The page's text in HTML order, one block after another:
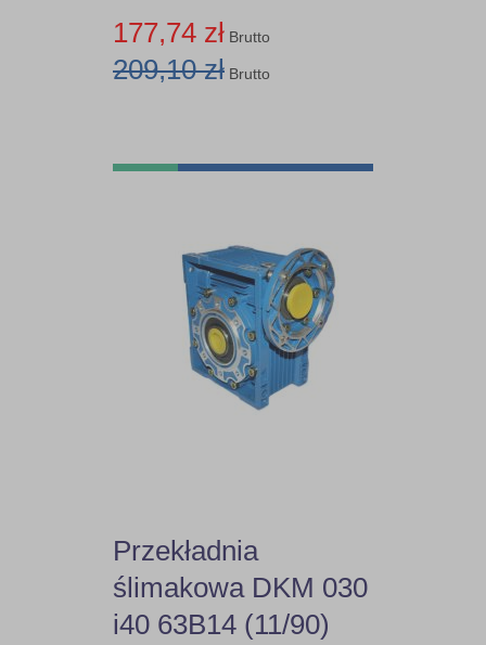
177,74 zł Brutto
209,10 zł Brutto
Przekładnia
ślimakowa DKM 030
i40 63B14 (11/90)